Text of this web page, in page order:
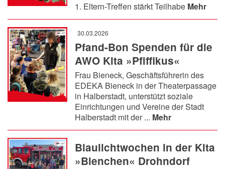
1. Eltern-Treffen stärkt Teilhabe Mehr
30.03.2026
Pfand-Bon Spenden für die
AWO Kita »Pfiffikus«
Frau Bieneck, Geschäftsführerin des
EDEKA Bieneck in der Theaterpassage
in Halberstadt, unterstützt soziale
Einrichtungen und Vereine der Stadt
Halberstadt mit der ... Mehr
Blaulichtwochen in der Kita
»Bienchen« Drohndorf